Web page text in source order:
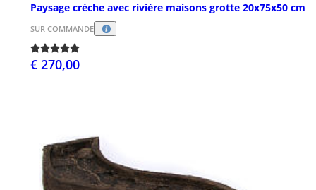
Paysage crèche avec rivière maisons grotte 20x75x50 cm
SUR COMMANDE
€ 270,00